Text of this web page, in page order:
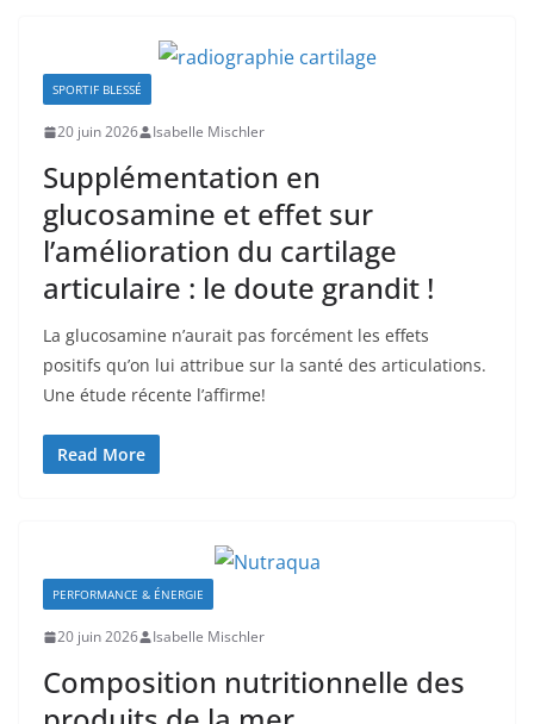
SPORTIF BLESSÉ
20 juin 2026 Isabelle Mischler
Supplémentation en
glucosamine et effet sur
l’amélioration du cartilage
articulaire : le doute grandit !
La glucosamine n’aurait pas forcément les effets
positifs qu’on lui attribue sur la santé des articulations.
Une étude récente l’affirme!
Read More
PERFORMANCE & ÉNERGIE
20 juin 2026 Isabelle Mischler
Composition nutritionnelle des